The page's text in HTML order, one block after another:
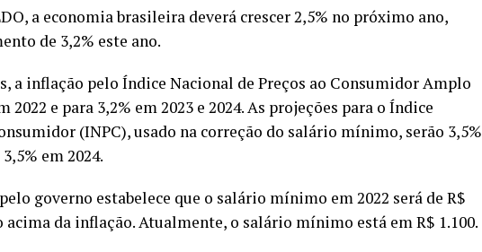
a economia brasileira deverá crescer 2,5% no próximo ano,
de 3,2% este ano.
a inflação pelo Índice Nacional de Preços ao Consumidor Amplo
2022 e para 3,2% em 2023 e 2024. As projeções para o Índice
(INPC), usado na correção do salário mínimo, serão 3,5%
em 2024.
governo estabelece que o salário mínimo em 2022 será de R$
acima da inflação. Atualmente, o salário mínimo está em R$ 1.100.